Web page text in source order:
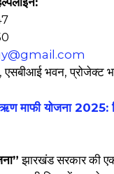
एसबीआई भवन, प्रोजेक्ट
माफी योजना 2025:
झारखंड सरकार की